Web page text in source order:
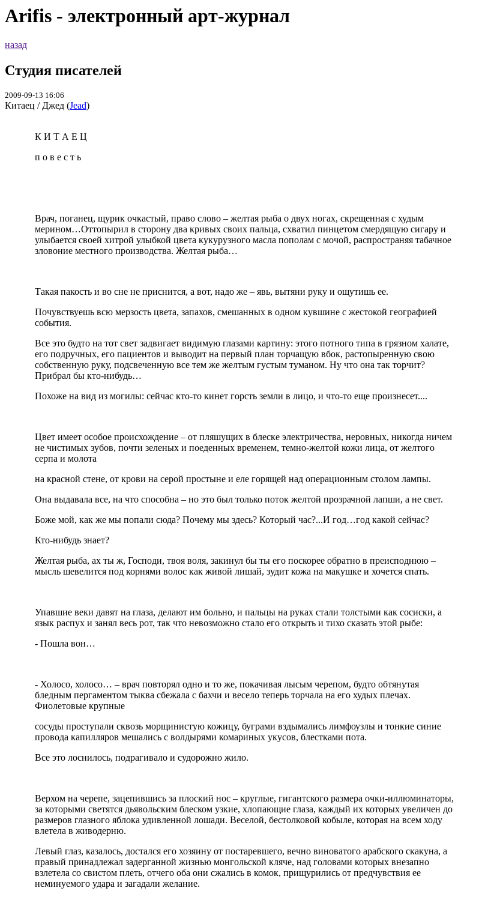
Arifis - электронный арт-журнал
назад
Студия писателей
2009-09-13 16:06
Китаец / Джед (Jead)
К И Т А Е Ц
п о в е с т ь
Врач, поганец, щурик очкастый, право слово – желтая рыба о двух ногах, скрещенная с худым
мерином…Оттопырил в сторону два кривых своих пальца, схватил пинцетом смердящую сигару и
улыбается своей хитрой улыбкой цвета кукурузного масла пополам с мочой, распространяя табачное
зловоние местного производства. Желтая рыба…
Такая пакость и во сне не приснится, а вот, надо же – явь, вытяни руку и ощутишь ее.
Почувствуешь всю мерзость цвета, запахов, смешанных в одном кувшине с жестокой географией
события.
Все это будто на тот свет задвигает видимую глазами картину: этого потного типа в грязном халате,
его подручных, его пациентов и выводит на первый план торчащую вбок, растопыренную свою
собственную руку, подсвеченную все тем же желтым густым туманом. Ну что она так торчит?
Прибрал бы кто-нибудь…
Похоже на вид из могилы: сейчас кто-то кинет горсть земли в лицо, и что-то еще произнесет....
Цвет имеет особое происхождение – от пляшущих в блеске электричества, неровных, никогда ничем
не чистимых зубов, почти зеленых и поеденных временем, темно-желтой кожи лица, от желтого
серпа и молота
на красной стене, от крови на серой простыне и еле горящей над операционным столом лампы.
Она выдавала все, на что способна – но это был только поток желтой прозрачной лапши, а не свет.
Боже мой, как же мы попали сюда? Почему мы здесь? Который час?...И год…год какой сейчас?
Кто-нибудь знает?
Желтая рыба, ах ты ж, Господи, твоя воля, закинул бы ты его поскорее обратно в преисподнюю –
мысль шевелится под корнями волос как живой лишай, зудит кожа на макушке и хочется спать.
Упавшие веки давят на глаза, делают им больно, и пальцы на руках стали толстыми как сосиски, а
язык распух и занял весь рот, так что невозможно стало его открыть и тихо сказать этой рыбе:
- Пошла вон…
- Холосо, холосо… – врач повторял одно и то же, покачивая лысым черепом, будто обтянутая
бледным пергаментом тыква сбежала с бахчи и весело теперь торчала на его худых плечах.
Фиолетовые крупные
сосуды проступали сквозь морщинистую кожицу, буграми вздымались лимфоузлы и тонкие синие
провода капилляров мешались с волдырями комариных укусов, блестками пота.
Все это лоснилось, подрагивало и судорожно жило.
Верхом на черепе, зацепившись за плоский нос – круглые, гигантского размера очки-иллюминаторы,
за которыми светятся дьявольским блеском узкие, хлопающие глаза, каждый их которых увеличен до
размеров глазного яблока удивленной лошади. Веселой, бестолковой кобыле, которая на всем ходу
влетела в живодерню.
Левый глаз, казалось, достался его хозяину от постаревшего, вечно виноватого арабского скакуна, а
правый принадлежал задерганной жизнью монгольской кляче, над головами которых внезапно
взлетела со свистом плеть, отчего оба они сжались в комок, прищурились от предчувствия ее
неминуемого удара и загадали желание.